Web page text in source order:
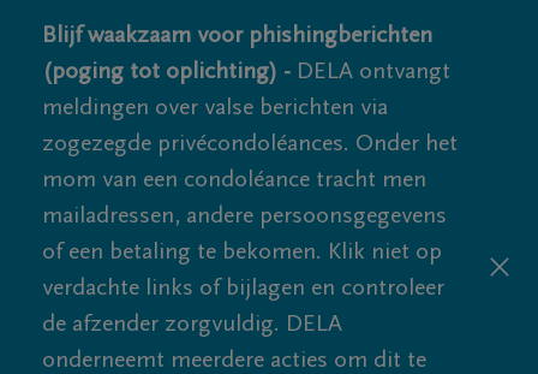
Blijf waakzaam voor phishingberichten
(poging tot oplichting) - DELA ontvangt
meldingen over valse berichten via
zogezegde privécondoléances. Onder het
mom van een condoléance tracht men
mailadressen, andere persoonsgegevens
of een betaling te bekomen. Klik niet op
verdachte links of bijlagen en controleer
de afzender zorgvuldig. DELA
onderneemt meerdere acties om dit te